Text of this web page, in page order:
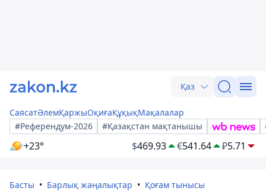
Қаз
СаясатӘлемҚаржыОқиғаҚұқықМақалалар
#Референдум-2026
#Қазақстан мақтанышы
+23° $469.93 €541.64 ₽5.71
Басты Барлық жаңалықтар Қоғам тынысы